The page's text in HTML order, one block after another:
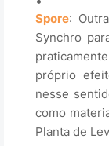
Spore:
Synchro
próprio
nesse
como
Planta de